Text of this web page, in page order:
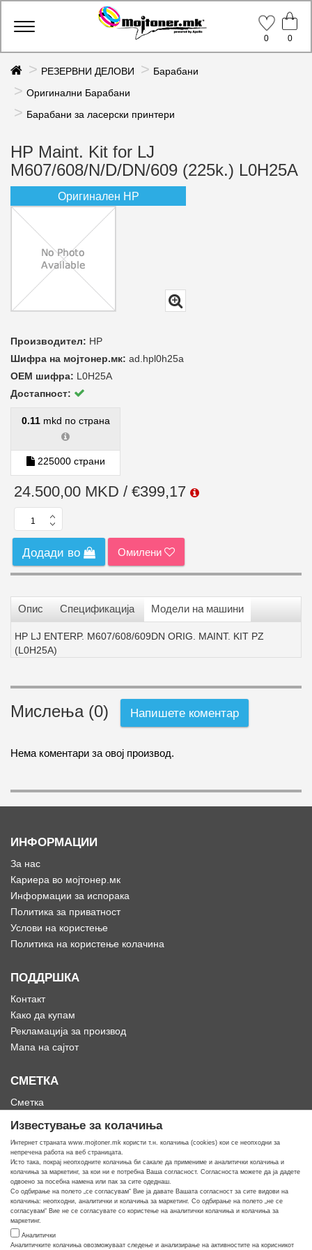
Известување за колачиња
Интернет страната www.mojtoner.mk користи т.н. колачиња (cookies) кои се неопходни за
непречена работа на веб страницата.
Исто така, покрај неопходните колачиња би сакале да примениме и аналитички колачиња и
колачиња за маркетинг, за кои ни е потребна Ваша согласност. Согласноста можете да ја дадете
одвоено за посебна намена или пак за сите одеднаш.
Со одбирање на полето „се согласувам“ Вие ја давате Вашата согласност за сите видови на
колачиња: неопходни, аналитички и колачиња за маркетинг. Со одбирање на полето „не се
согласувам“ Вие не се согласувате со користење на аналитички колачиња и колачиња за
маркетинг.
Аналитички
Аналитичките колачиња овозможуваат следење и анализирање на активностите на корисникот
Toggle
0
0
РЕЗЕРВНИ ДЕЛОВИ
Барабани
Оригинални Барабани
Барабани за ласерски принтери
HP Maint. Kit for LJ
M607/608/N/D/DN/609 (225k.) L0H25A
Оригинален HP
Производител: HP
Шифра на мојтонер.мк: ad.hpl0h25a
ОЕМ шифра: L0H25A
Достапност:
0.11 mkd по страна
225000 страни
24.500,00 MKD / €399,17
Додади во Омилени
Опис Спецификација Модели на машини
HP LJ ENTERP. M607/608/609DN ORIG. MAINT. KIT PZ
(L0H25A)
Мислења (0) Напишете коментар
Нема коментари за овој производ.
ИНФОРМАЦИИ
За нас
Кариера во мојтонер.мк
Информации за испорака
Политика за приватност
Услови на користење
Политика на користење колачина
ПОДДРШКА
Контакт
Како да купам
Рекламација за производ
Мапа на сајтот
СМЕТКА
Сметка
Омилени
Кога ти треба тонер